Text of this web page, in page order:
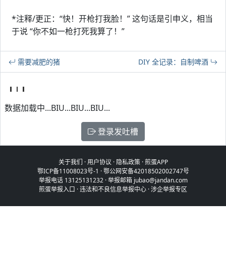
*注释/更正：“快！开枪打我脸！” 这句话是引申义，相当
于说 “你不如一枪打死我算了！”
需要减肥的猪 DIY 全记录：自制啤酒
数据加载中...BIU...BIU...BIU...
登录发吐槽
关于我们 ·用户协议 · 隐私政策·煎蛋APP
鄂ICP备11008023号-1 ·鄂公网安备42018502002747号
举报电话 13125131232 · 举报邮箱 jubao@jandan.com
煎蛋举报入口 ·违法和不良信息举报中心 ·涉企举报专区